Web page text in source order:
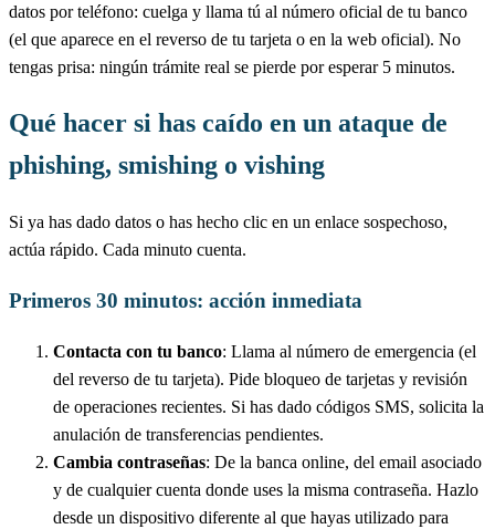
datos por teléfono: cuelga y llama tú al número oficial de tu banco
(el que aparece en el reverso de tu tarjeta o en la web oficial). No
tengas prisa: ningún trámite real se pierde por esperar 5 minutos.
Qué hacer si has caído en un ataque de
phishing, smishing o vishing
Si ya has dado datos o has hecho clic en un enlace sospechoso,
actúa rápido. Cada minuto cuenta.
Primeros 30 minutos: acción inmediata
Contacta con tu banco: Llama al número de emergencia (el
del reverso de tu tarjeta). Pide bloqueo de tarjetas y revisión
de operaciones recientes. Si has dado códigos SMS, solicita la
anulación de transferencias pendientes.
Cambia contraseñas: De la banca online, del email asociado
y de cualquier cuenta donde uses la misma contraseña. Hazlo
desde un dispositivo diferente al que hayas utilizado para